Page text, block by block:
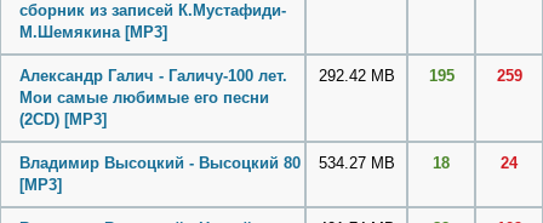
сборник из записей К.Мустафиди-
М.Шемякина [MP3]
Александр Галич - Галичу-100 лет.
Мои самые любимые его песни
(2CD) [MP3]
292.42 MB 195 259
Владимир Высоцкий - Высоцкий 80
[MP3]
534.27 MB 18 24